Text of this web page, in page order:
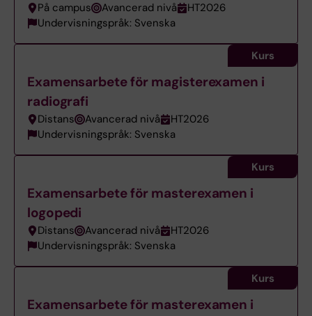
På campus Avancerad nivå
HT2026
Undervisningspråk: Svenska
Examensarbete för magisterexamen i
radiografi
Distans Avancerad nivå
HT2026
Undervisningspråk: Svenska
Kurs
Examensarbete för masterexamen i
logopedi
Distans Avancerad nivå
HT2026
Undervisningspråk: Svenska
Kurs
Examensarbete för masterexamen i
Kurs